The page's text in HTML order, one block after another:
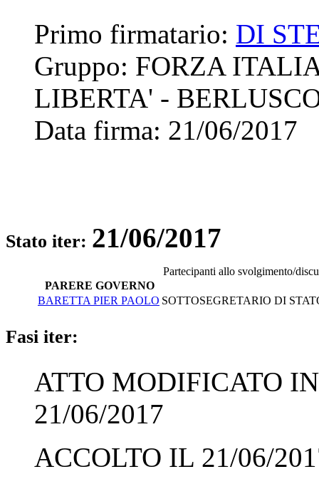
Primo firmatario: DI
Gruppo: FORZA
LIBERTA' -
Data firma: 21/06/2017
Stato iter: 21/06/2017
Partecipanti allo svolgimento/
PARERE GOVERNO
BARETTA PIER PAOLO SOTTOSEGRETARIO DI
Fasi iter:
ATTO MODIFICATO
21/06/2017
ACCOLTO IL 21/06/